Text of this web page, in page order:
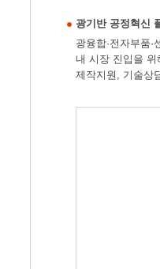
광기반 공정혁신
광융합·전자부품
내 시장 진입을
제작지원, 기술상